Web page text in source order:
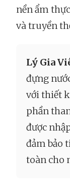
nền ẩm
và truyền
Lý Gia
đựng
với thiết
phần
được
đảm bảo
toàn cho